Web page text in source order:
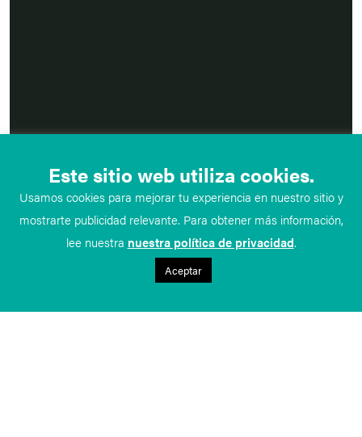
Este sitio web utiliza cookies.
Usamos cookies para mejorar tu experiencia en nuestro sitio y
mostrarte publicidad relevante. Para obtener más información,
lee nuestra nuestra política de privacidad.
Aceptar